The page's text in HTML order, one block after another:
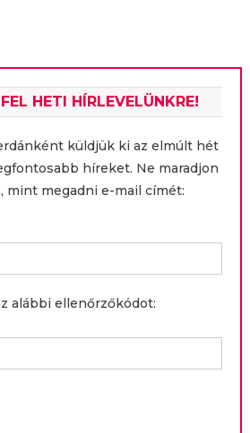
HETI HÍRLEVELÜNKRE!
küldjük ki az elmúlt hét
híreket. Ne maradjon
mint megadni e-mail címét:
alábbi ellenőrzőkódot: